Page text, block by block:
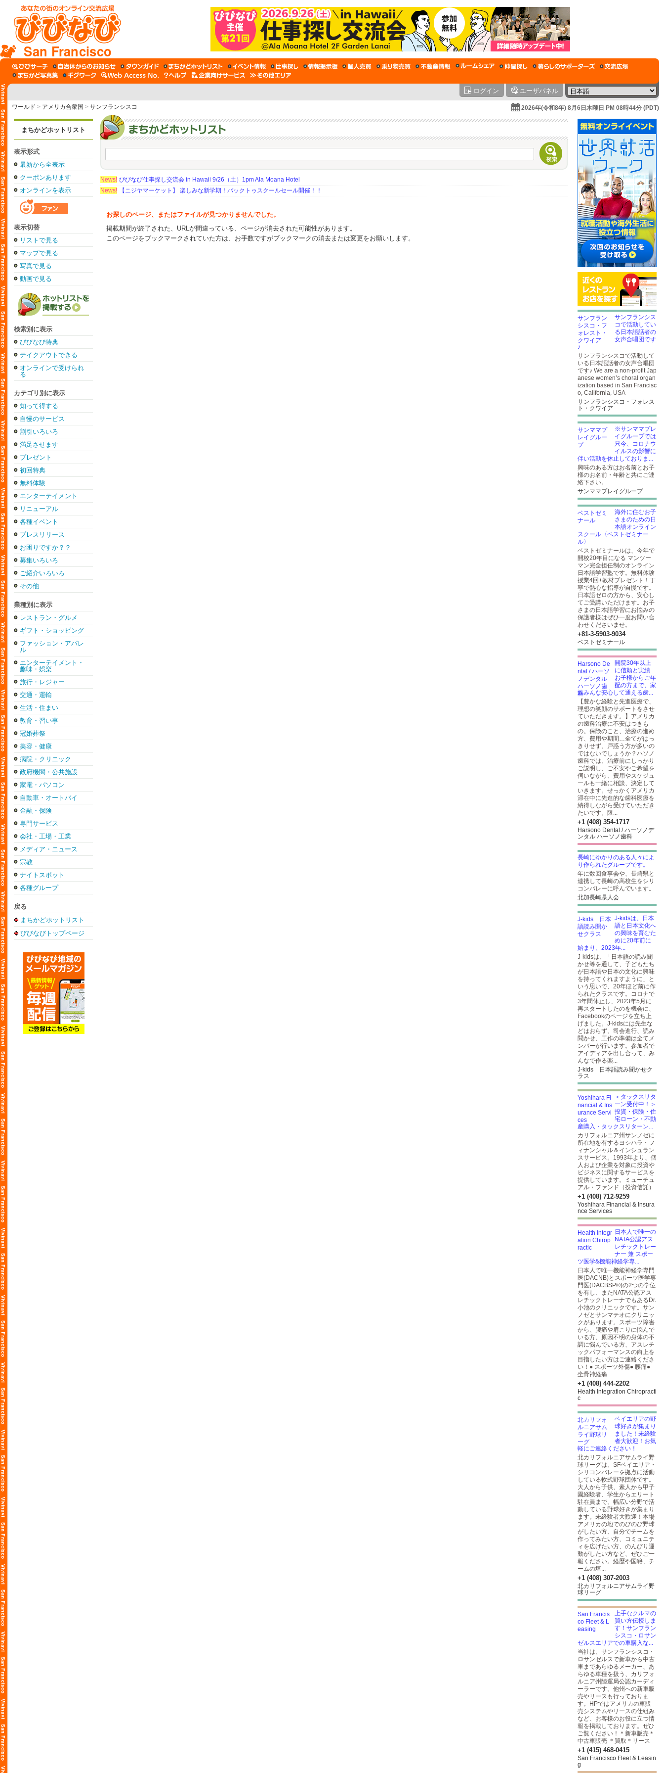
San Francisco
ログイン ユーザパネル
ワールド > アメリカ合衆国 > サンフランシスコ 2026年(令和8年) 8月6日木曜日 PM 08時44分 (PDT)
まちかどホットリスト
表示形式
最新から全表示
クーポンあります
オンラインを表示
表示切替
リストで見る
マップで見る
写真で見る
動画で見る
検索別に表示
びびなび特典
テイクアウトできる
オンラインで受けられ
る
カテゴリ別に表示
知って得する
自慢のサービス
割引いろいろ
満足させます
プレゼント
初回特典
無料体験
エンターテイメント
リニューアル
各種イベント
プレスリリース
お困りですか？？
募集いろいろ
ご紹介いろいろ
その他
業種別に表示
レストラン・グルメ
ギフト・ショッピング
ファッション・アパレ
ル
エンターテイメント・
趣味・娯楽
旅行・レジャー
交通・運輸
生活・住まい
教育・習い事
冠婚葬祭
美容・健康
病院・クリニック
政府機関・公共施設
家電・パソコン
自動車・オートバイ
金融・保険
専門サービス
会社・工場・工業
メディア・ニュース
宗教
ナイトスポット
各種グループ
戻る
まちかどホットリスト
びびなびトップページ
News! びびなび仕事探し交流会 in Hawaii 9/26（土）1pm Ala Moana Hotel
News!
【ニジヤマーケット】 楽しみな新学期！バックトゥスクールセール開催！！
お探しのページ、またはファイルが見つかりませんでした。
掲載期間が終了された、URLが間違っている、ページが消去された可能性があります。
このページをブックマークされていた方は、お手数ですがブックマークの消去または変更をお願いします。
サンフランシス
コで活動してい
る日本語話者の
女声合唱団です
♪
サンフランシスコで活動して
いる日本語話者の女声合唱団
です♪ We are a non-profit Jap
anese women’s choral organ
ization based in San Francisc
o, California, USA
サンフランシスコ・フォレス
ト・クワイア
※サンママプレ
イグループでは
只今、コロナウ
イルスの影響に
伴い活動を休止しておりま...
興味のある方はお名前とお子
様のお名前・年齢と共にご連
絡下さい。
サンママプレイグループ
海外に住むお子
さまのための日
本語オンライン
スクール〈ベストゼミナー
ル〉
ベストゼミナールは、今年で
開校20年目になる マンツー
マン完全担任制のオンライン
日本語学習塾です。無料体験
授業4回+教材プレゼント！丁
寧で熱心な指導が自慢です。
日本語ゼロの方から、安心し
てご受講いただけます。お子
さまの日本語学習にお悩みの
保護者様はぜひ一度お問い合
わせくださいませ。
+81-3-5903​-9034
ベストゼミナール
開院30年以上
に信頼と実績
お子様からご年
配の方まで、家
族みんな安心して通える歯...
【豊かな経験と先進医療で、
理想の笑顔のサポートをさせ
ていただきます。】アメリカ
の歯科治療に不安はつきも
の。保険のこと、治療の進め
方、費用や期間…全てがはっ
きりせず、戸惑う方が多いの
ではないでしょうか？ハソノ
歯科では、治療前にしっかり
ご説明し、ご不安やご希望を
伺いながら、費用やスケジュ
ールも一緒に相談、決定して
いきます。せっかくアメリカ
滞在中に先進的な歯科医療を
納得しながら受けていただき
たいです。限...
+1 (408) 354-1717
Harsono Dental / ハーソノデ
ンタル ハーソノ歯科
長崎にゆかりのある人々によ
り作られたグループです。
年に数回食事会や、長崎県と
連携して長崎の高校生をシリ
コンバレーに呼んでいます。
北加長崎県人会
J-kidsは、日本
語と日本文化へ
の興味を育むた
めに20年前に
始まり、2023年...
J-kidsは、「日本語の読み聞
かせ等を通して、子どもたち
が日本語や日本の文化に興味
を持ってくれますように」と
いう思いで、20年ほど前に作
られたクラスです。コロナで
3年間休止し、2023年5月に
再スタートしたのを機会に、
Facebookのページを立ち上
げました。J-kidsには先生な
どはおらず、司会進行、読み
聞かせ、工作の準備は全てメ
ンバーが行います。参加者で
アイディアを出し合って、み
んなで作る楽...
J-kids 日本語読み聞かせク
ラス
＜タックスリタ
ーン受付中！＞
投資・保険・住
宅ローン・不動
産購入・タックスリターン...
カリフォルニア州サンノゼに
所在地を有するヨシハラ・フ
ィナンシャル＆インシュラン
スサービス。1993年より、個
人および企業を対象に投資や
ビジネスに関するサービスを
提供しています。ミューチュ
アル・ファンド（投資信託）
+1 (408) 712-9259
Yoshihara Financial & Insura
nce Services
日本人で唯一の
NATA公認アス
レチックトレー
ナー 兼 スポー
ツ医学&機能神経学専...
日本人で唯一機能神経学専門
医(DACNB)とスポーツ医学専
門医(DACBSP®)の2つの学位
を有し、またNATA公認アス
レチックトレーナでもあるDr.
小池のクリニックです。サン
ノゼとサンマテオにクリニッ
クがあります。スポーツ障害
から、腰痛や肩こりに悩んで
いる方、原因不明の身体の不
調に悩んでいる方、アスレチ
ックパフォーマンスの向上を
目指したい方はご連絡くださ
い！● スポーツ外傷● 腰痛●
坐骨神経痛...
+1 (408) 444-2202
Health Integration Chiropracti
c
ベイエリアの野
球好きが集まり
ました！未経験
者大歓迎！お気
軽にご連絡ください！
北カリフォルニアサムライ野
球リーグは、SFベイエリア・
シリコンバレーを拠点に活動
している軟式野球団体です。
大人から子供、素人から甲子
園経験者、学生からエリート
駐在員まで、幅広い分野で活
動している野球好きが集まり
ます。未経験者大歓迎！本場
アメリカの地でのびのび野球
がしたい方、自分でチームを
作ってみたい方、コミュニテ
ィを広げたい方、のんびり運
動がしたい方など、ぜひご一
報ください。経歴や国籍、チ
ームの垣...
+1 (408) 307-2003
北カリフォルニアサムライ野
球リーグ
上手なクルマの
買い方伝授しま
す！サンフラン
シスコ・ロサン
ゼルスエリアでの車購入な...
当社は、サンフランシスコ・
ロサンゼルスで新車から中古
車まであらゆるメーカー、あ
らゆる車種を扱う、カリフォ
ルニア州陸運局公認カーディ
ーラーです。他州への新車販
売やリースも行っておりま
す。HPではアメリカの車販
売システムやリースの仕組み
など、お客様のお役に立つ情
報を掲載しております。ぜひ
ご覧ください！＊新車販売＊
中古車販売 ＊買取＊リース
+1 (415) 468-0415
San Francisco Fleet & Leasin
g